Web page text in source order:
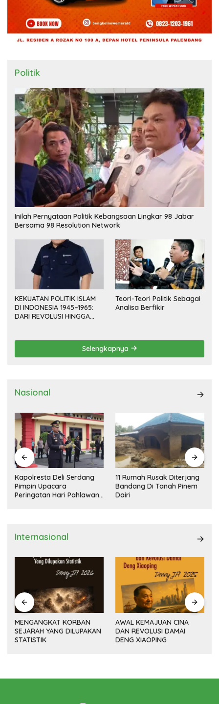
Politik
Inilah Pernyataan Politik Kebangsaan Lingkar 98 Jabar
Bersama 98 Resolution Network
KEKUATAN POLITIK ISLAM
DI INDONESIA 1945–1965:
DARI REVOLUSI HINGGA
Teori-Teori Politik Sebagai
Analisa Berfikir
Selengkapnya
Nasional
Kapolresta Deli Serdang
Pimpin Upacara
Peringatan Hari Pahlawan
11 Rumah Rusak Diterjang
Bandang Di Tanah Pinem
Dairi
Internasional
MENGANGKAT KORBAN
SEJARAH YANG DILUPAKAN
STATISTIK
AWAL KEMAJUAN CINA
DAN REVOLUSI DAMAI
DENG XIAOPING